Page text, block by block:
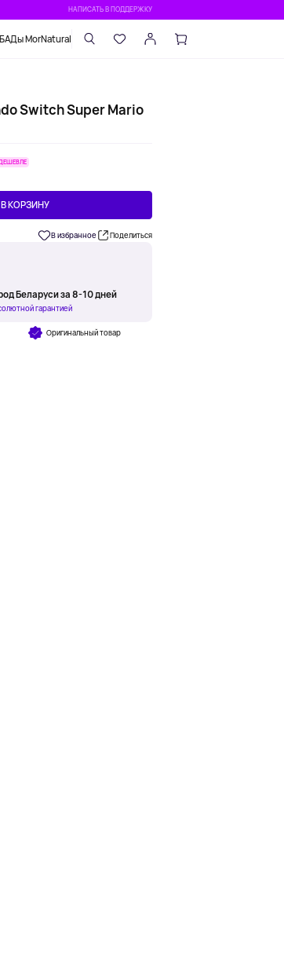
НАПИСАТЬ В ПОДДЕРЖКУ
БАДы MorNatural
Switch Super Mario
В КОРЗИНУ
В избранное Поделиться
Беларуси за 8-10 дней
гарантией
Оригинальный товар